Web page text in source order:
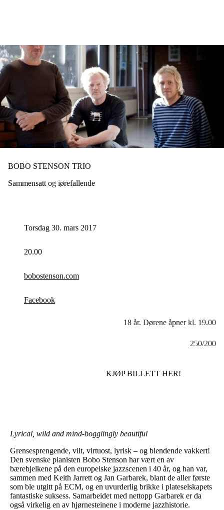
BOBO STENSON TRIO
Sammensatt og iørefallende
Torsdag 30. mars 2017
20.00
bobostenson.com
Facebook
18 år. Dørene åpner kl. 19.00
250/200
KJØP BILLETT HER!
Lyrical, wild and mind-bogglingly beautiful
Grensesprengende, vilt, virtuost, lyrisk – og blendende vakkert!
Den svenske pianisten Bobo Stenson har vært en av
bærebjelkene på den europeiske jazzscenen i 40 år, og han var,
sammen med Keith Jarrett og Jan Garbarek, blant de aller første
som ble utgitt på ECM, og en uvurderlig brikke i plateselskapets
fantastiske suksess. Samarbeidet med nettopp Garbarek er da
også virkelig en av hjørnesteinene i moderne jazzhistorie.